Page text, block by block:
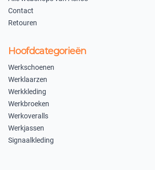
Contact
Retouren
Hoofdcategorieën
Werkschoenen
Werklaarzen
Werkkleding
Werkbroeken
Werkoveralls
Werkjassen
Signaalkleding